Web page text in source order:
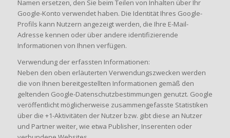
Namen ersetzen, den Sie beim Teilen von Inhalten über Ihr
Google-Konto verwendet haben. Die Identität Ihres Google-
Profils kann Nutzern angezeigt werden, die Ihre E-Mail-
Adresse kennen oder über andere identifizierende
Informationen von Ihnen verfügen.
Verwendung der erfassten Informationen:
Neben den oben erläuterten Verwendungszwecken werden
die von Ihnen bereitgestellten Informationen gemäß den
geltenden Google-Datenschutzbestimmungen genutzt. Google
veröffentlicht möglicherweise zusammengefasste Statistiken
über die +1-Aktivitäten der Nutzer bzw. gibt diese an Nutzer
und Partner weiter, wie etwa Publisher, Inserenten oder